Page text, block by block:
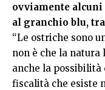
ovviamente
al granchio blu,
“Le ostriche sono
non è che la natura
anche la
fiscalità che esiste